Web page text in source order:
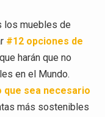
los muebles de
#12 opciones de
harán que no
en el Mundo.
que sea necesario
más sostenibles